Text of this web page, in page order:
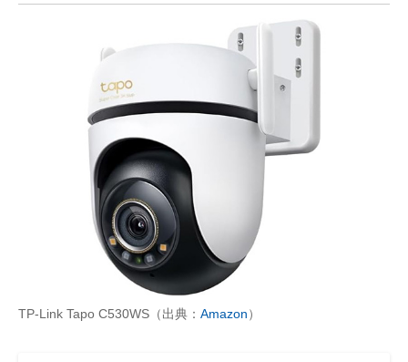
TP-Link Tapo C530WS（出典： Amazon）